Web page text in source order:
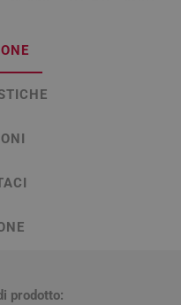
prodotto: